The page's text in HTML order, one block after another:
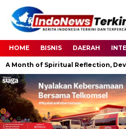
HOME BISNIS DAERAH
of Spiritual Reflection,